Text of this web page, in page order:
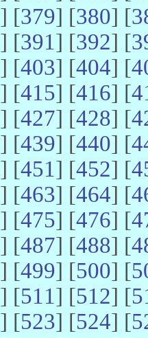
] [379] [380] [
] [391] [392] [
] [403] [404] [
] [415] [416] [
] [427] [428] [
] [439] [440] [
] [451] [452] [
] [463] [464] [
] [475] [476] [
] [487] [488] [
] [499] [500] [
] [511] [512] [
] [523] [524] [